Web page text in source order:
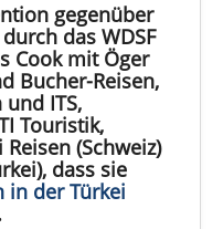
gegenüber
das WDSF
Cook mit Öger
Bucher-Reisen,
ITS,
Touristik,
(Schweiz)
dass sie
in der Türkei